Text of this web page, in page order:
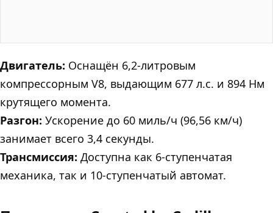
Двигатель: Оснащён 6,2-литровым
компрессорным V8, выдающим 677 л.с. и 894 Нм
крутящего момента.
Разгон: Ускорение до 60 миль/ч (96,56 км/ч)
занимает всего 3,4 секунды.
Трансмиссия: Доступна как 6-ступенчатая
механика, так и 10-ступенчатый автомат.